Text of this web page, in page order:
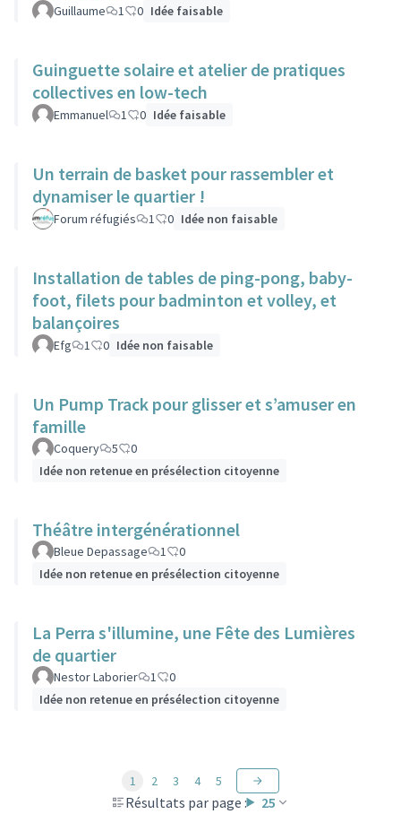
Guillaume 1 0 Idée faisable
Guinguette solaire et atelier de pratiques
collectives en low-tech
Emmanuel 1 0 Idée faisable
Un terrain de basket pour rassembler et
dynamiser le quartier !
Forum réfugiés 1 0 Idée non faisable
Installation de tables de ping-pong, baby-
foot, filets pour badminton et volley, et
balançoires
Efg 1 0 Idée non faisable
Un Pump Track pour glisser et s’amuser en
famille
Coquery 5
0
Idée non retenue en présélection citoyenne
Théâtre intergénérationnel
Bleue Depassage 1
0
Idée non retenue en présélection citoyenne
La Perra s'illumine, une Fête des Lumières
de quartier
Nestor Laborier 1
0
Idée non retenue en présélection citoyenne
Résultats par page : 25
1 2 3 4 5